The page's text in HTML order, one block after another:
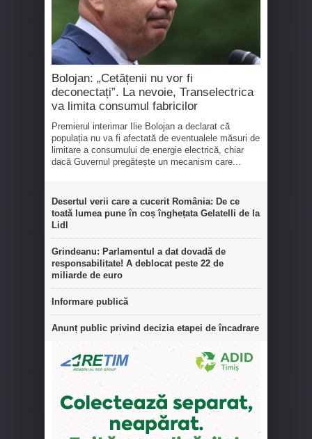
Bolojan: „Cetățenii nu vor fi
deconectați”. La nevoie, Transelectrica
va limita consumul fabricilor
Premierul interimar Ilie Bolojan a declarat că
populația nu va fi afectată de eventualele măsuri de
limitare a consumului de energie electrică, chiar
dacă Guvernul pregătește un mecanism care...
Desertul verii care a cucerit România: De ce
toată lumea pune în coș înghețata Gelatelli de la
Lidl
Grindeanu: Parlamentul a dat dovadă de
responsabilitate! A deblocat peste 22 de
miliarde de euro
Informare publică
Anunț public privind decizia etapei de încadrare